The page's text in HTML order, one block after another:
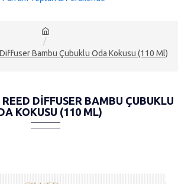
Bambu Çubuklu Oda Kokusu (110 Ml)
DIFFUSER BAMBU ÇUBUKLU
KOKUSU (110 ML)